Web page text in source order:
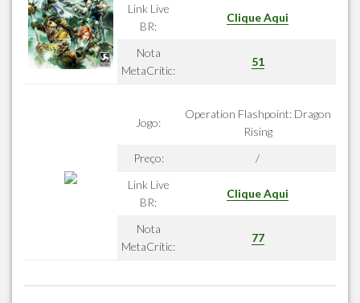
Link Live
BR:
Clique Aqui
Nota
MetaCritic:
51
Jogo:
Operation Flashpoint: Dragon
Rising
Preço:
/
Link Live
BR:
Clique Aqui
Nota
MetaCritic:
77